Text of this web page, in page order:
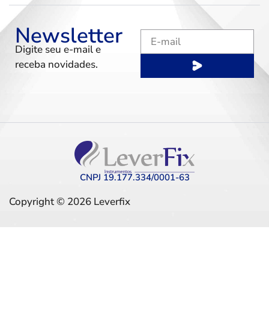
Newsletter
Digite seu e-mail e
receba novidades.
CNPJ 19.177.334/0001-63
Copyright © 2026 Leverfix